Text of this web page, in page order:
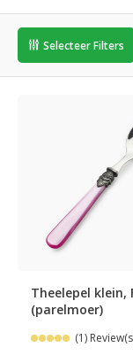
Selecteer Filters
Theelepel klein,
(parelmoer)
(1)